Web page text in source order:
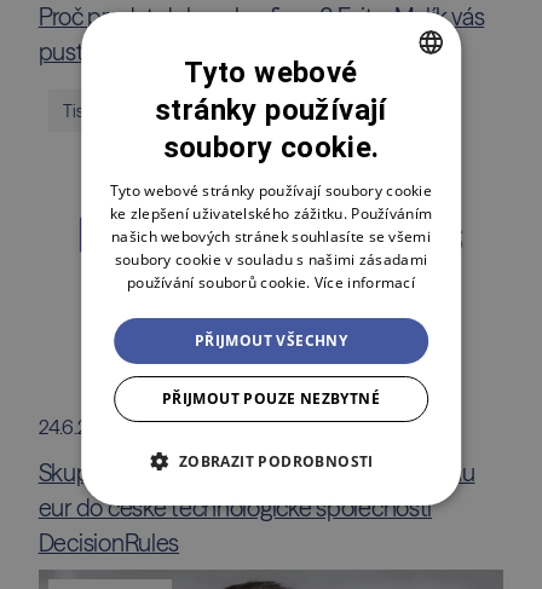
Proč prodat dokonalou firmu? Fait a Malík vás
pustí za oponu private equity byznysu
Tiskové zprávy
24.6.2026
Skupina Jet Investment investuje 1,5 milionu
eur do české technologické společnosti
DecisionRules
CZECH
ENGLISH
POLSKI
Tyto webové
stránky používají
soubory cookie.
Tyto webové stránky používají soubory cookie
ke zlepšení uživatelského zážitku. Používáním
našich webových stránek souhlasíte se všemi
soubory cookie v souladu s našimi zásadami
používání souborů cookie. Více informací
PŘIJMOUT VŠECHNY
PŘIJMOUT POUZE NEZBYTNÉ
ZOBRAZIT PODROBNOSTI